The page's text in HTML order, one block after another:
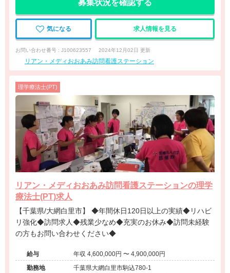
募集状況を確認する
気になる 求人情報を見る
お問い合わせ番号 : J100623557 2024年12月02日 更新
リアン・メディおおあみ訪問看護ステーション
理学療法士(PT)
リアン・メディおおあみ訪問看護ステーションの理学
療法士(PT)求人
【千葉県/大網白里市】 ◆年間休日120日以上の実績◆リハビ
リ強化◆訪問求人◆残業少なめ◆充実のお休み◆訪問未経験
の方もお問い合わせください◆
給与
年収 4,600,000円 〜 4,900,000円
勤務地
千葉県大網白里市駒込780-1